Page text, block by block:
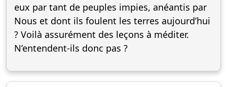
eux par tant de peuples impies, anéantis par
Nous et dont ils foulent les terres aujourd’hui
? Voilà assurément des leçons à méditer.
N’entendent-ils donc pas ?